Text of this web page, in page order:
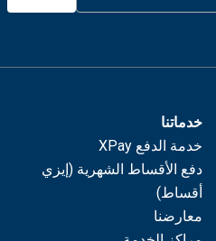
خدماتنا
خدمة الدفع XPay
دفع الأقساط الشهرية (إيزي
أقساط)
معارضنا